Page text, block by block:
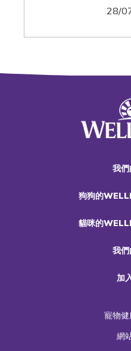
28/
我
狗狗的
貓咪的
我
加
寵物
網